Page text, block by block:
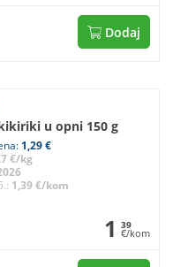
Dodaj
u opni 150 g
1,29 €
€/kg
1,39 €/kom
1 39
€/kom